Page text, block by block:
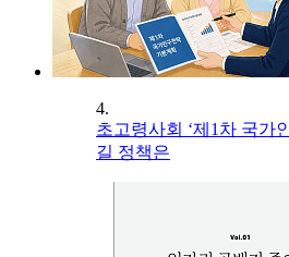
4.
초고령사회 ‘제1차 국가
길 정책은